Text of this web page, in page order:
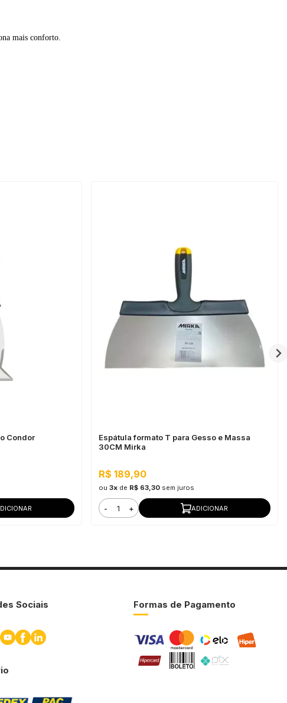
mais conforto.
Condor
Espátula formato T para Gesso e Massa
30CM Mirka
R$ 189,90
ou 3xde R$ 63,30 sem juros
- + ADICIONAR
Sociais Formas de Pagamento